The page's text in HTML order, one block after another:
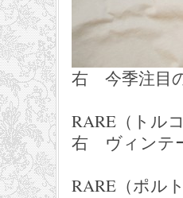
右 今季注目
RARE（トルコ
右 ヴィンテ
RARE（ポル